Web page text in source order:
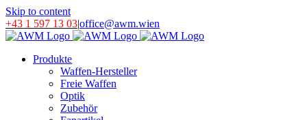
Skip to content
+43 1 597 13 03|office@awm.wien
Produkte
Waffen-Hersteller
Freie Waffen
Optik
Zubehör